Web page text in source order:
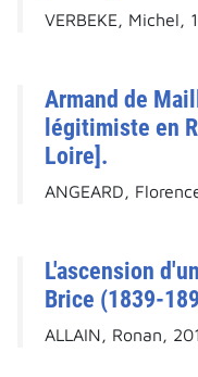
VERBEKE, Michel,
Armand de
légitimiste en
Loire].
ANGEARD,
L'ascension
Brice (1839-
ALLAIN, Ronan,